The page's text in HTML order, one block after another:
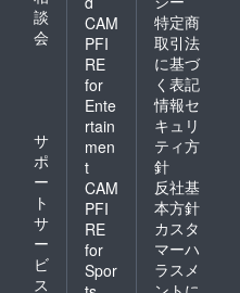
談
会
サ
ポ
ー
ト
サ
ー
ビ
ス
CAM
PFI
RE
for
Ente
rtain
men
t
CAM
PFI
RE
for
Spor
特定商
取引法
に基づ
く表記
情報セ
キュリ
ティ方
針
反社基
本方針
カスタ
マーハ
ラスメ